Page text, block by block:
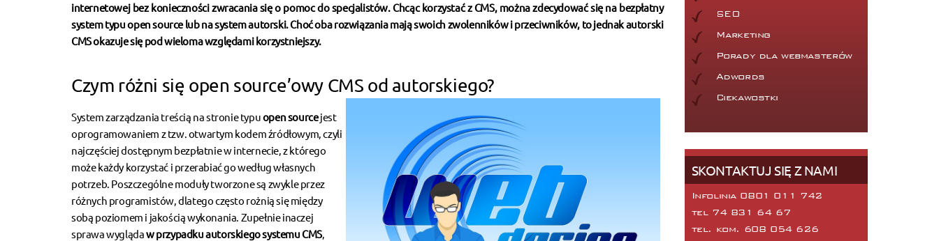
internetowej bez konieczności zwracania się o pomoc do specjalistów. Chcąc korzystać z CMS, można zdecydować się na bezpłatny
system typu open source lub na system autorski. Choć oba rozwiązania mają swoich zwolenników i przeciwników, to jednak autorski
CMS okazuje się pod wieloma względami korzystniejszy.
Czym różni się open source’owy CMS od autorskiego?
System zarządzania treścią na stronie typuopen sourcejest
oprogramowaniem z tzw. otwartym kodem źródłowym, czyli
najczęściej dostępnym bezpłatnie w internecie, z którego
może każdy korzystać i przerabiać go według własnych
potrzeb. Poszczególne moduły tworzone są zwykle przez
różnych programistów, dlatego często rożnią się między
sobą poziomem i jakością wykonania. Zupełnie inaczej
sprawa wyglądaw przypadku autorskiego systemu CMS,
SEO
Marketing
Porady dla webmasterów
Adwords
Ciekawostki
SKONTAKTUJ SIĘ Z NAMI
Infolinia 0801 011 742
tel 74 831 64 67
tel. kom. 608 054 626